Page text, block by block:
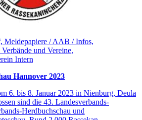
Meldepapiere / AAB / Infos,
und Vereine,
Intern
Hannover 2023
6. bis 8. Januar 2023 in Nienburg, Deula
sind die 43. Landesverbands-
Herdbuchschau und